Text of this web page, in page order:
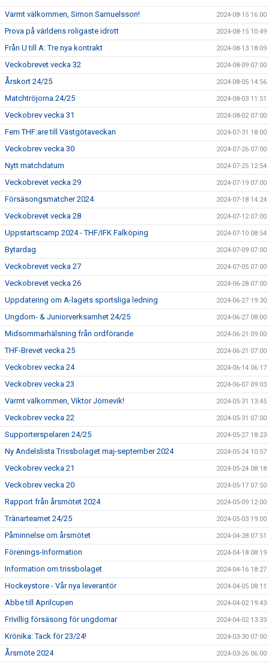
Varmt välkommen, Simon Samuelsson! 2024-08-15 16:00
Prova på världens roligaste idrott 2024-08-15 10:49
Från U till A: Tre nya kontrakt 2024-08-13 18:09
Veckobrevet vecka 32 2024-08-09 07:00
Årskort 24/25 2024-08-05 14:56
Matchtröjorna 24/25 2024-08-03 11:51
Veckobrev vecka 31 2024-08-02 07:00
Fem THF:are till Västgötaveckan 2024-07-31 18:00
Veckobrev vecka 30 2024-07-26 07:00
Nytt matchdatum 2024-07-25 12:54
Veckobrevet vecka 29 2024-07-19 07:00
Försäsongsmatcher 2024 2024-07-18 14:24
Veckobrevet vecka 28 2024-07-12 07:00
Uppstartscamp 2024 - THF/IFK Falköping 2024-07-10 08:54
Bytardag 2024-07-09 07:00
Veckobrevet vecka 27 2024-07-05 07:00
Veckobrevet vecka 26 2024-06-28 07:00
Uppdatering om A-lagets sportsliga ledning 2024-06-27 19:30
Ungdom- & Juniorverksamhet 24/25 2024-06-27 08:00
Midsommarhälsning från ordförande 2024-06-21 09:00
THF-Brevet vecka 25 2024-06-21 07:00
Veckobrev vecka 24 2024-06-14 06:17
Veckobrev vecka 23 2024-06-07 09:03
Varmt välkommen, Viktor Jörnevik! 2024-05-31 13:45
Veckobrev vecka 22 2024-05-31 07:00
Supporterspelaren 24/25 2024-05-27 18:23
Ny Andelslista Trissbolaget maj-september 2024 2024-05-24 10:57
Veckobrev vecka 21 2024-05-24 08:18
Veckobrev vecka 20 2024-05-17 07:50
Rapport från årsmötet 2024 2024-05-09 12:00
Tränarteamet 24/25 2024-05-03 19:00
Påminnelse om årsmötet 2024-04-28 07:51
Förenings-Information 2024-04-18 08:19
Information om trissbolaget 2024-04-16 18:27
Hockeystore - Vår nya leverantör 2024-04-05 08:11
Abbe till Aprilcupen 2024-04-02 19:43
Frivillig försäsong för ungdomar 2024-04-02 13:33
Krönika: Tack för 23/24! 2024-03-30 07:00
Årsmöte 2024 2024-03-26 06:00